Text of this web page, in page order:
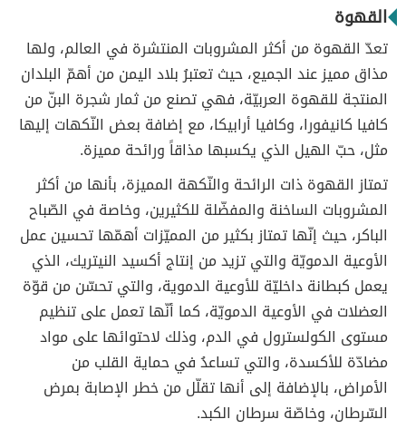
القهوة
تعدّ القهوة من أكثر المشروبات المنتشرة في العالم، ولها
مذاق مميز عند الجميع، حيث تعتبرُ بلاد اليمن من أهمّ البلدان
المنتجة للقهوة العربيّة، فهي تصنع من ثمار شجرة البنّ من
كافيا كانيفورا، وكافيا أرابيكا، مع إضافة بعض النّكهات إليها
مثل، حبّ الهيل الذي يكسبها مذاقاً ورائحة مميزة.
تمتاز القهوة ذات الرائحة والنّكهة المميزة، بأنها من أكثر
المشروبات الساخنة والمفضّلة للكثيرين، وخاصة في الصّباح
الباكر، حيث إنّها تمتاز بكثير من المميّزات أهمّها تحسين عمل
الأوعية الدمويّة والتي تزيد من إنتاج أكسيد النيتريك، الذي
يعمل كبطانة داخليّة للأوعية الدموية، والتي تحسّن من قوّة
العضلات في الأوعية الدمويّة، كما أنّها تعمل على تنظيم
مستوى الكولسترول في الدم، وذلك لاحتوائها على مواد
مضادّة للأكسدة، والتي تساعدُ في حماية القلب من
الأمراض، بالإضافة إلى أنها تقلّل من خطر الإصابة بمرض
السّرطان، وخاصّة سرطان الكبد.